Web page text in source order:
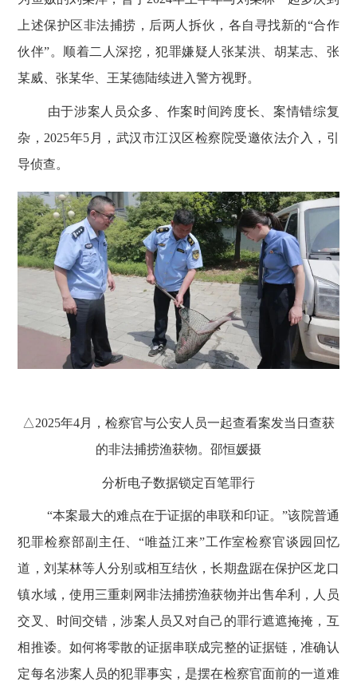
上述保护区非法捕捞，后两人拆伙，各自寻找新的“合作
伙伴”。顺着二人深挖，犯罪嫌疑人张某洪、胡某志、张
某威、张某华、王某德陆续进入警方视野。
由于涉案人员众多、作案时间跨度长、案情错综复
杂， 2025年5 月，武汉市江汉区检察院受邀依法介入，引
导侦查。
△2025年4月，检察官与公安人员一起查看案发当日查获
的非法捕捞渔获物。邵恒媛摄
分析电子数据锁定百笔罪行
“本案最大的难点在于证据的串联和印证。”该院普通
犯罪检察部副主任、“唯益江来”工作室检察官谈园回忆
道，刘某林等人分别或相互结伙，长期盘踞在保护区龙口
镇水域，使用三重刺网非法捕捞渔获物并出售牟利，人员
交叉、时间交错，涉案人员又对自己的罪行遮遮掩掩，互
相推诿。如何将零散的证据串联成完整的证据链，准确认
定每名涉案人员的犯罪事实，是摆在检察官面前的一道难